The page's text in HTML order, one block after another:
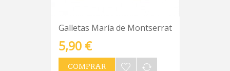
Galletas María de Montserrat
5,90 €
COMPRAR